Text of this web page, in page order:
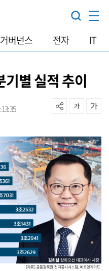
거버넌스 전자 IT
별 실적 추이